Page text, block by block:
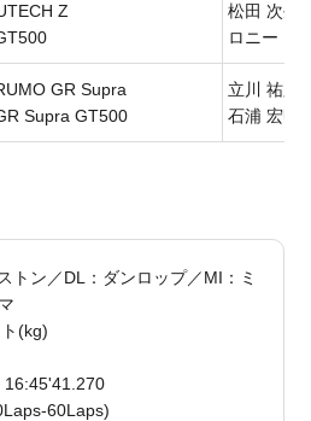
Z
松田 次生
ロニー・
GR Supra
Supra GT500
立川 祐路
石浦 宏明
トン／DL：ダンロップ／MI：ミ
(kg)
60Laps)